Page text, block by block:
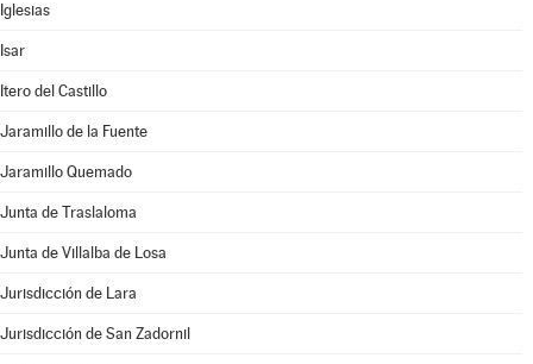
Iglesias
Isar
Itero del Castillo
Jaramillo de la Fuente
Jaramillo Quemado
Junta de Traslaloma
Junta de Villalba de Losa
Jurisdicción de Lara
Jurisdicción de San Zadornil